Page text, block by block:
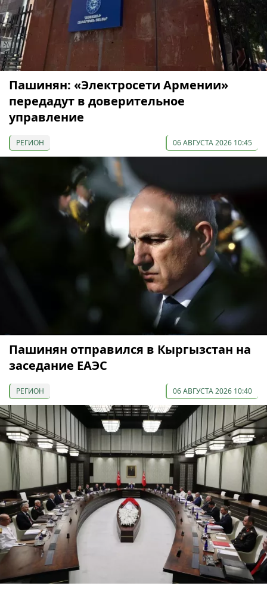
Пашинян: «Электросети Армении»
передадут в доверительное
управление
РЕГИОН 06 АВГУСТА 2026 10:45
Пашинян отправился в Кыргызстан на
заседание ЕАЭС
РЕГИОН 06 АВГУСТА 2026 10:40